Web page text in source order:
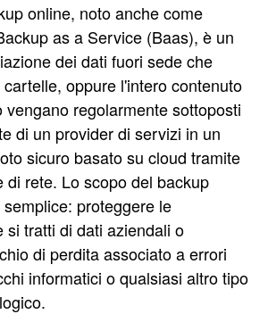
online, noto anche come
as a Service (Baas), è un
dei dati fuori sede che
oppure l'intero contenuto
regolarmente sottoposti
di un provider di servizi in un
sicuro basato su cloud tramite
di rete. Lo scopo del backup
proteggere le
si tratti di dati aziendali o
di perdita associato a errori
informatici o qualsiasi altro tipo